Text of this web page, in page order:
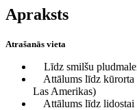
Apraksts
Atrašanās vieta
Līdz smilšu
Attālums līdz kūrorta
Las Amerikas)
Attālums līdz lidostai